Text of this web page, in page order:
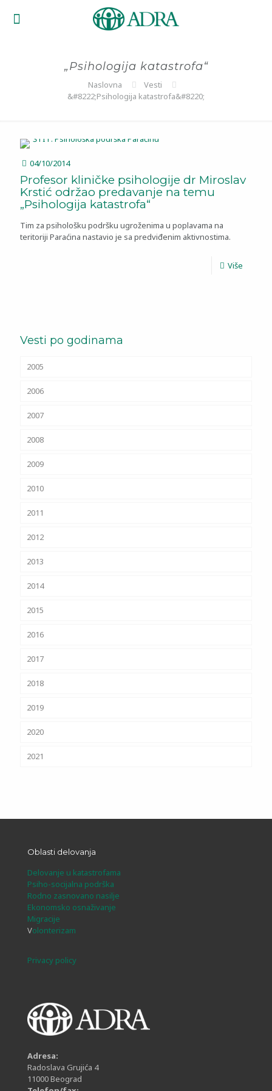
„Psihologija katastrofa“
Naslovna
Vesti
&#8222;Psihologija katastrofa&#8220;
04/10/2014
Profesor kliničke psihologije dr Miroslav
Krstić održao predavanje na temu
„Psihologija katastrofa“
Tim za psihološku podršku ugroženima u poplavama na
teritoriji Paraćina nastavio je sa predviđenim aktivnostima.
Više
Vesti po godinama
2005
2006
2007
2008
2009
2010
2011
2012
2013
2014
2015
2016
2017
2018
2019
2020
2021
Oblasti delovanja
Delovanje u katastrofama
Psiho-socijalna podrška
Rodno zasnovano nasilje
Ekonomsko osnaživanje
Migracije
Volonterizam
Privacy policy
Adresa:
Radoslava Grujića 4
11000 Beograd